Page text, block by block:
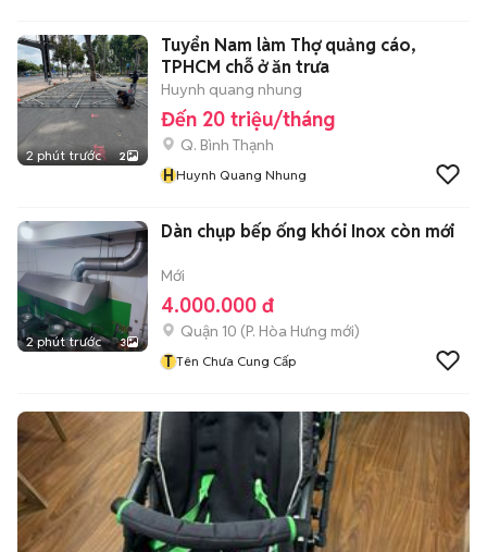
2 phút trước 2
Tuyển Nam làm Thợ quảng cáo,
TPHCM chỗ ở ăn trưa
Huynh quang nhung
Đến 20 triệu/tháng
Q. Bình Thạnh
HHuynh Quang Nhung
2 phút trước 3
Dàn chụp bếp ống khói Inox còn mới
Mới
4.000.000 đ
Quận 10 (P. Hòa Hưng mới)
T Tên Chưa Cung Cấp